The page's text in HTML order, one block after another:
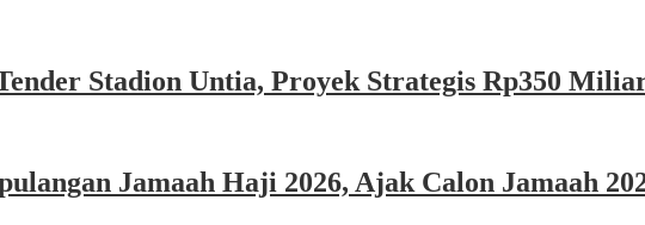
Stadion Untia, Proyek Strategis Rp350
Jamaah Haji 2026, Ajak Calon Jamaah